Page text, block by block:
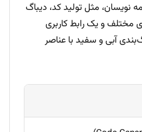
نویسان، مثل تولید کد، دیباگ
مختلف و یک رابط کاربری
آبی و سفید با عناصر